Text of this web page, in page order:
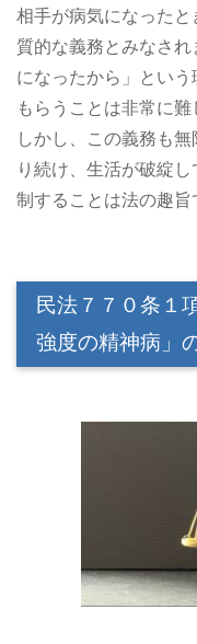
相手が病気になった
質的な義務とみなさ
になったから」とい
もらうことは非常に難
しかし、この義務も
り続け、生活が破綻
制することは法の趣旨
民法７７０条１
強度の精神病」